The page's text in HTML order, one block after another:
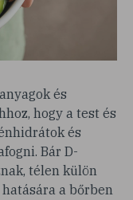
és
hogy a test és
és
Bár D-
télen külön
a bőrben